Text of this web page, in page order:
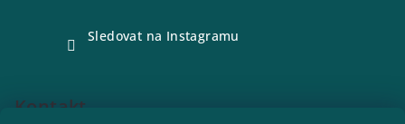
Sledovat na Instagramu
Kontakt